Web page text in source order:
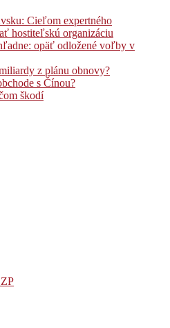
Cieľom expertného
hostiteľskú organizáciu
opäť odložené voľby v
z plánu obnovy?
s Čínou?
škodí